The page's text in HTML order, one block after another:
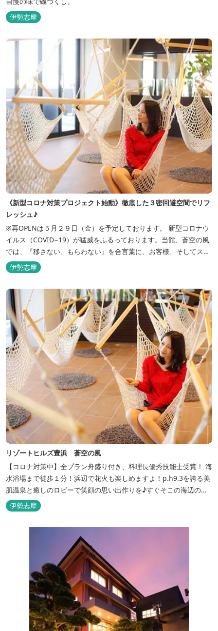
伊勢志摩
《新型コロナ対策プロジェクト始動》徹底した３密回避空間でリフ
レッシュ♪
※再OPENは５月２９日（金）を予定しております。 新型コロナウ
イルス（COVID−19）が猛威をふるっております。当館、蒼空の風
では、『移さない、もらわない』を合言葉に、お客様、そしてスタ
ッフの感染リスクを最小限に抑えるために、館内設備、オペレーシ
ョンを見直し、徹底した管理を行います。 ※「３密・感染対策の見
える化」のため長文になっております。 《３密回避基本対策》
【密閉...
伊勢志摩
リゾートヒルズ豊浜 蒼空の風
【コロナ対策中】全プラン舟盛り付き、料理長優秀技能士受賞！ 海
水浴場まで徒歩１分！浜辺で花火も楽しめますよ！p.h9.3を誇る美
肌温泉と癒しのロビーで笑顔の思い出作りを♪すぐそこの海辺の高
台に建つ温泉宿
伊勢志摩